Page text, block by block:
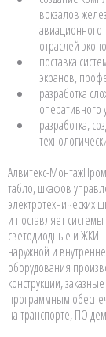
вокзалов
авиационного
отраслей
поставка
экранов,
разработка
оперативного
разработка,
Алвитекс-
табло, шкафов
и поставляет
светодиодные и ЖКИ
наружной и
оборудования
конструкции,
программным
на транспорте, ПО